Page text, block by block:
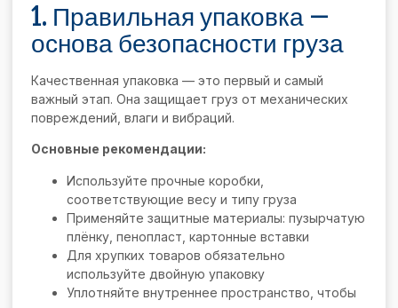
1. Правильная упаковка —
основа безопасности груза
Качественная упаковка — это первый и самый
важный этап. Она защищает груз от механических
повреждений, влаги и вибраций.
Основные рекомендации:
Используйте прочные коробки,
соответствующие весу и типу груза
Применяйте защитные материалы: пузырчатую
плёнку, пенопласт, картонные вставки
Для хрупких товаров обязательно
используйте двойную упаковку
Уплотняйте внутреннее пространство, чтобы